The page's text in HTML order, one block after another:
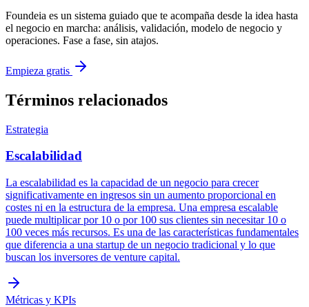
Foundeia es un sistema guiado que te acompaña desde la idea hasta
el negocio en marcha: análisis, validación, modelo de negocio y
operaciones. Fase a fase, sin atajos.
Empieza gratis
Términos relacionados
Estrategia
Escalabilidad
La escalabilidad es la capacidad de un negocio para crecer
significativamente en ingresos sin un aumento proporcional en
costes ni en la estructura de la empresa. Una empresa escalable
puede multiplicar por 10 o por 100 sus clientes sin necesitar 10 o
100 veces más recursos. Es una de las características fundamentales
que diferencia a una startup de un negocio tradicional y lo que
buscan los inversores de venture capital.
Métricas y KPIs